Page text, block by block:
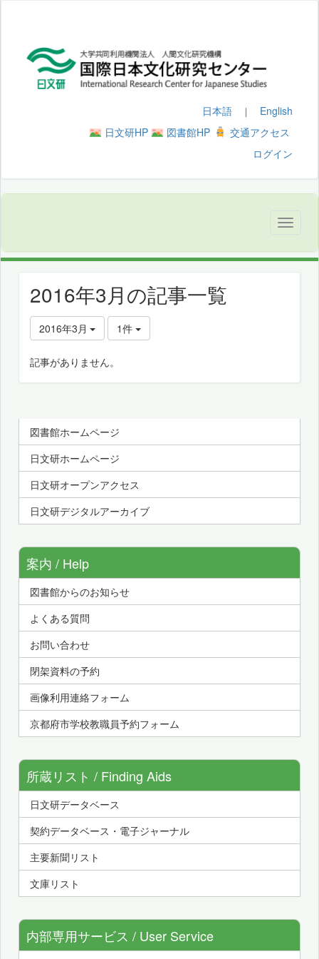
日本語 ｜ English
日文研HP
図書館HP
交通アクセス
ログイン
2016年3月の記事一覧
2016年3月 1件
記事がありません。
図書館ホームページ
日文研ホームページ
日文研オープンアクセス
日文研デジタルアーカイブ
案内 / Help
図書館からのお知らせ
よくある質問
お問い合わせ
閉架資料の予約
画像利用連絡フォーム
京都府市学校教職員予約フォーム
所蔵リスト / Finding Aids
日文研データベース
契約データベース・電子ジャーナル
主要新聞リスト
文庫リスト
内部専用サービス / User Service